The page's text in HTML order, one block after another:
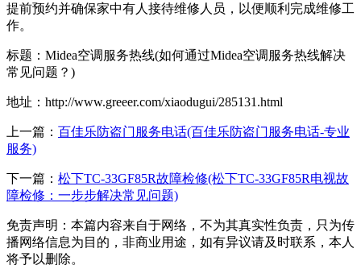
提前预约并确保家中有人接待维修人员，以便顺利完成维修工
作。
标题：Midea空调服务热线(如何通过Midea空调服务热线解决
常见问题？)
地址：http://www.greeer.com/xiaodugui/285131.html
上一篇： 百佳乐防盗门服务电话(百佳乐防盗门服务电话-专业
服务)
下一篇： 松下TC-33GF85R故障检修(松下TC-33GF85R电视故
障检修：一步步解决常见问题)
免责声明：本篇内容来自于网络，不为其真实性负责，只为传
播网络信息为目的，非商业用途，如有异议请及时联系，本人
将予以删除。